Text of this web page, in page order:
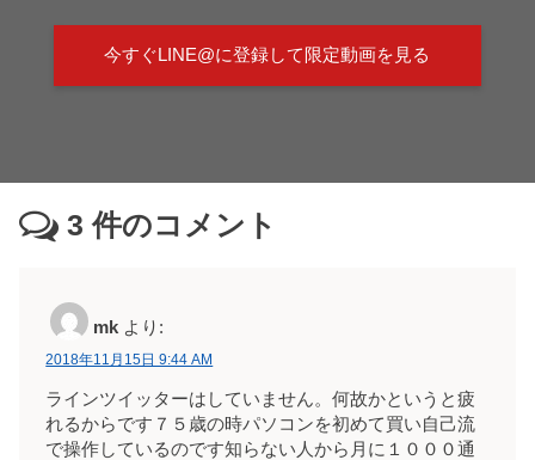
今すぐLINE@に登録して限定動画を見る
3 件のコメント
mk より:
2018年11月15日 9:44 AM
ラインツイッターはしていません。何故かというと疲
れるからです７５歳の時パソコンを初めて買い自己流
で操作しているのです知らない人から月に１０００通